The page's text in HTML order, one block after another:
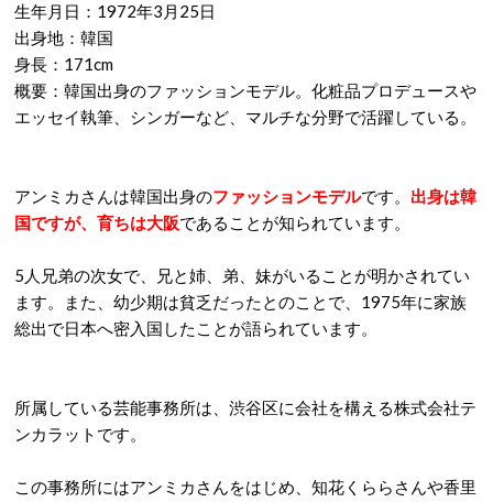
生年月日：1972年3月25日
出身地：韓国
身長：171cm
概要：韓国出身のファッションモデル。化粧品プロデュースや
エッセイ執筆、シンガーなど、マルチな分野で活躍している。
アンミカさんは韓国出身のファッションモデルです。 出身は韓
国ですが、育ちは大阪であることが知られています。
5人兄弟の次女で、兄と姉、弟、妹がいることが明かされてい
ます。また、幼少期は貧乏だったとのことで、1975年に家族
総出で日本へ密入国したことが語られています。
所属している芸能事務所は、渋谷区に会社を構える株式会社テ
ンカラットです。
この事務所にはアンミカさんをはじめ、知花くららさんや香里